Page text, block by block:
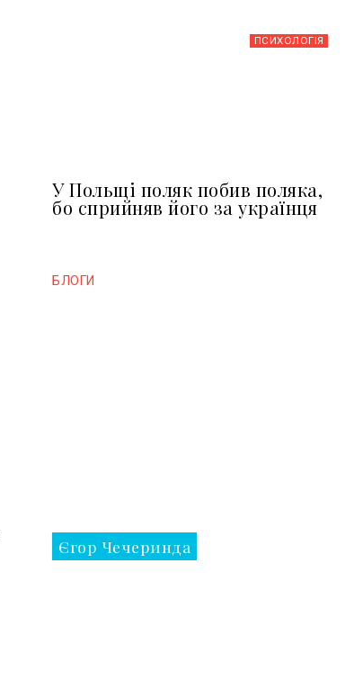
ПСИХОЛОГІЯ
У Польщі поляк побив поляка,
бо сприйняв його за українця
БЛОГИ
Єгор Чечеринда